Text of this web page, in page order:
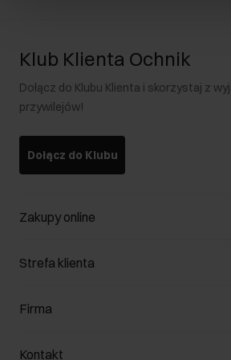
Klub Klienta Ochnik
Dołącz do Klubu Klienta i skorzystaj z
przywilejów!
Dołącz do Klubu
Zakupy online
Zarządzaj cookies
Formy płatności
Jak dokonać zwrotu?
Strefa klienta
Klub Klienta
Firma
O nas
Kontakt